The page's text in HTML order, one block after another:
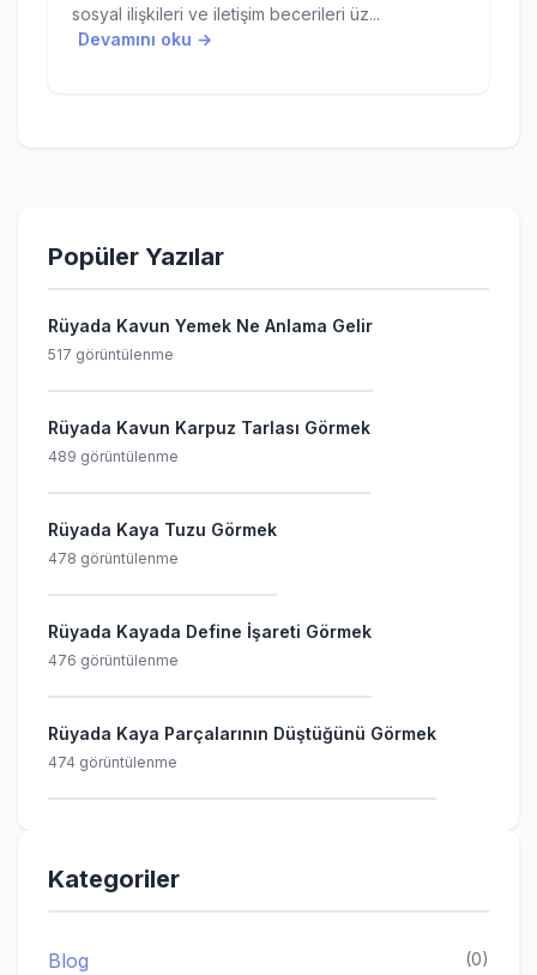
sosyal ilişkileri ve iletişim becerileri üz...
Devamını oku →
Popüler Yazılar
Rüyada Kavun Yemek Ne Anlama Gelir
517 görüntülenme
Rüyada Kavun Karpuz Tarlası Görmek
489 görüntülenme
Rüyada Kaya Tuzu Görmek
478 görüntülenme
Rüyada Kayada Define İşareti Görmek
476 görüntülenme
Rüyada Kaya Parçalarının Düştüğünü Görmek
474 görüntülenme
Kategoriler
Blog (0)